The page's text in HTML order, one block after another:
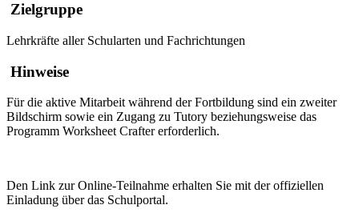
Zielgruppe
Lehrkräfte aller Schularten und Fachrichtungen
Hinweise
Für die aktive Mitarbeit während der Fortbildung sind ein zweiter
Bildschirm sowie ein Zugang zu Tutory beziehungsweise das
Programm Worksheet Crafter erforderlich.
Den Link zur Online-Teilnahme erhalten Sie mit der offiziellen
Einladung über das Schulportal.